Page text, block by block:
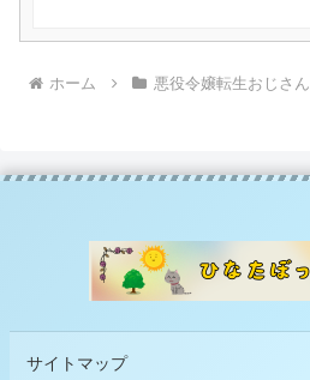
ホーム 悪役令嬢転生おじさん
サイトマップ